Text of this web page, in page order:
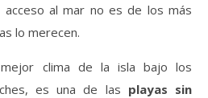
al mar no es de los más
lo merecen.
clima de la isla bajo los
es una de las playas sin